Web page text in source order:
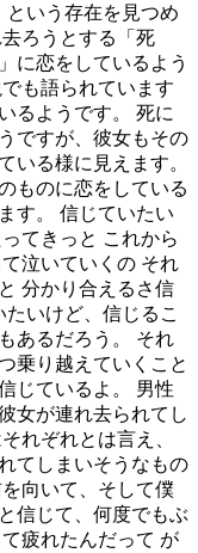
という存在を見つめ
ろうとする「死
に恋をしているよう
も語られています
るようです。 死に
ですが、彼女もその
いる様に見えます。
ものに恋をしている
す。 信じていたい
てきっと これから
泣いていくの それ
分かり合えるさ信
いけど、信じるこ
あるだろう。 それ
乗り越えていくこと
じているよ。 男性
女が連れ去られてし
れぞれとは言え、
てしまいそうなもの
向いて、そして僕
信じて、何度でもぶ
疲れたんだって が